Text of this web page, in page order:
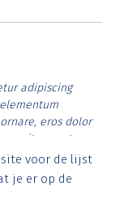
adipiscing
eros dolor
vitae erat.
rutrum lorem
posuere.
voor de lijst
je er op de